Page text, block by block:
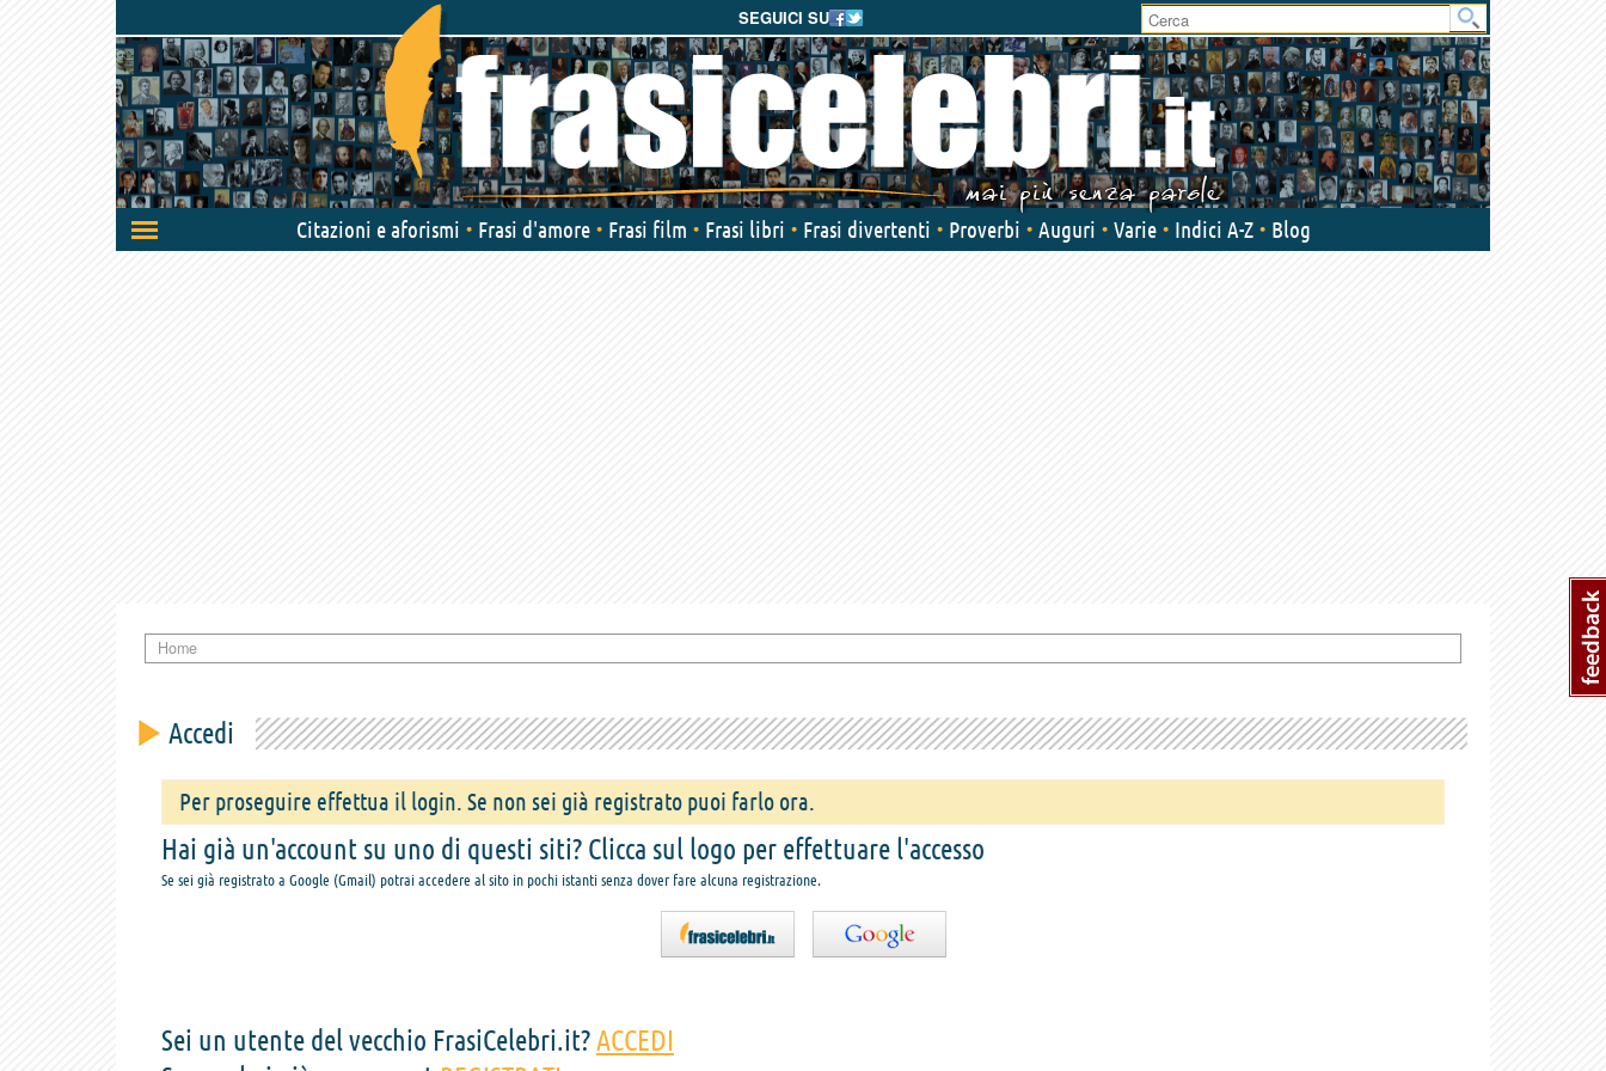
SEGUICI SU
Attiva/disattiva
navigazione
Citazioni e aforismi Frasi d'amore Frasi film Frasi libri Frasi divertenti Proverbi Auguri Varie Indici A-Z Blog
Home
Accedi
Per proseguire effettua il login. Se non sei già registrato puoi farlo ora.
Hai già un'account su uno di questi siti? Clicca sul logo per effettuare l'accesso
Se sei già registrato a Google (Gmail) potrai accedere al sito in pochi istanti senza dover fare alcuna registrazione.
Sei un utente del vecchio FrasiCelebri.it?ACCEDI